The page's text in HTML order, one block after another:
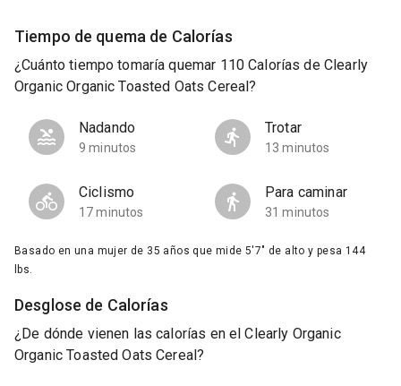
Tiempo de quema de Calorías
¿Cuánto tiempo tomaría quemar 110 Calorías de Clearly
Organic Organic Toasted Oats Cereal?
Nadando
9 minutos
Trotar
13 minutos
Ciclismo
17 minutos
Para caminar
31 minutos
Basado en una mujer de 35 años que mide 5'7" de alto y pesa 144
lbs.
Desglose de Calorías
¿De dónde vienen las calorías en el Clearly Organic
Organic Toasted Oats Cereal?